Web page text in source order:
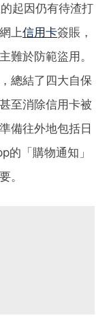
起因仍有待渣打
上信用卡簽賬，
難於防範盜用。
總結了四大自保
至消除信用卡被
備往外地包括日
的「購物通知」
。